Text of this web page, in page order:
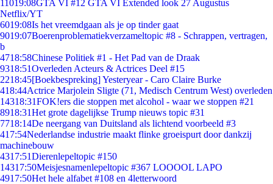
11019:08GTA VI #12 GTA VI Extended look 27 Augustus
Netflix/YT
6019:08Is het vreemdgaan als je op tinder gaat
9019:07Boerenproblematiekverzameltopic #8 - Schrappen, vertragen,
b
4718:58Chinese Politiek #1 - Het Pad van de Draak
9318:51Overleden Acteurs & Actrices Deel #15
2218:45[Boekbespreking] Yesteryear - Caro Claire Burke
418:44Actrice Marjolein Sligte (71, Medisch Centrum West) overleden
14318:31FOK!ers die stoppen met alcohol - waar we stoppen #21
8918:31Het grote dagelijkse Trump nieuws topic #31
7718:14De neergang van Duitsland als lichtend voorbeeld #3
417:54Nederlandse industrie maakt flinke groeispurt door dankzij
machinebouw
4317:51Dierenlepeltopic #150
14317:50Meisjesnamenlepeltopic #367 LOOOOL LAPO
4917:50Het hele alfabet #108 en 4letterwoord